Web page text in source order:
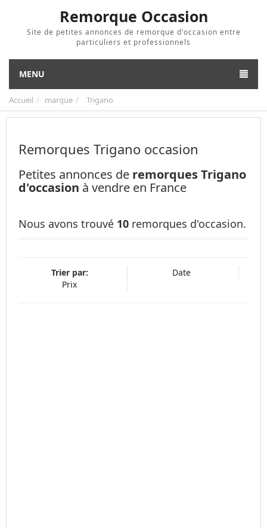
Remorque Occasion
Site de petites annonces de remorque d'occasion entre
particuliers et professionnels
MENU
Accueil marque Trigano
Remorques Trigano occasion
Petites annonces de remorques Trigano
d'occasion à vendre en France
Nous avons trouvé 10 remorques d'occasion.
Trier par:
Date
Prix